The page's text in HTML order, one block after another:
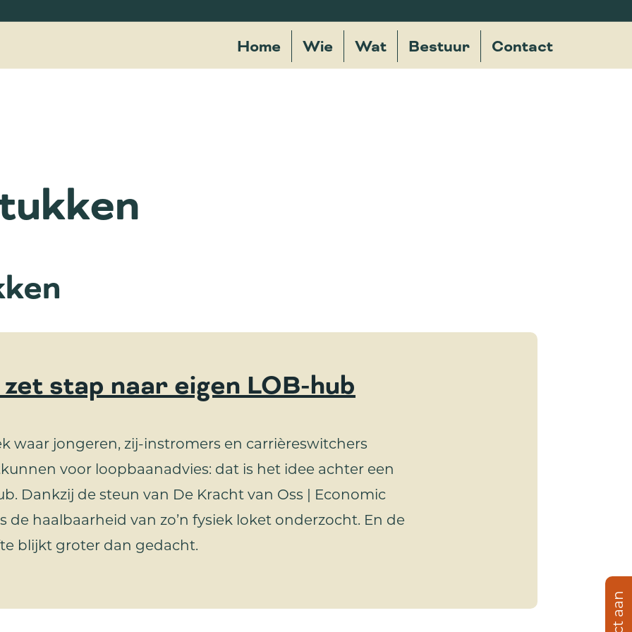
Home Wie Wat Bestuur Contact
stap naar eigen LOB-hub
waar jongeren, zij-instromers en carrièreswitchers
voor loopbaanadvies: dat is het idee achter een
Dankzij de steun van De Kracht van Oss | Economic
de haalbaarheid van zo’n fysiek loket onderzocht. En de
blijkt groter dan gedacht.